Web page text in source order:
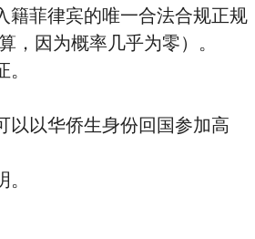
籍菲律宾的唯一合法合规正规
，因为概率几乎为零）。
以以华侨生身份回国参加高